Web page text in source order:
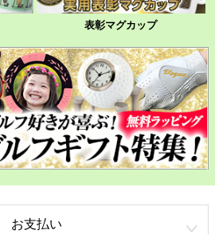
表彰マグカップ
お支払い